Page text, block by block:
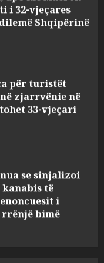
i 32-vjeçares
Shqipërinë
për turistët
zjarrvënie në
33-vjeçari
se sinjalizoi
të
i
rrënjë bimë